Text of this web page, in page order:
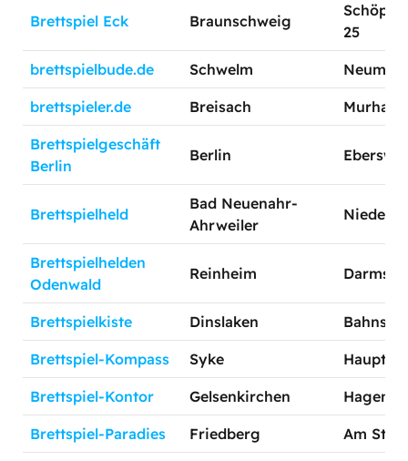
Brettspiel Eck Braunschweig
25
brettspielbude.de Schwelm
brettspieler.de Breisach Murhau
Brettspielgeschäft
Berlin
Berlin
Brettspielheld
Bad Neuenahr-
Ahrweiler
Brettspielhelden
Odenwald
Reinheim
Brettspielkiste Dinslaken Bahnstr.
Brettspiel-Kompass Syke
Brettspiel-Kontor Gelsenkirchen
Brettspiel-Paradies Friedberg Am